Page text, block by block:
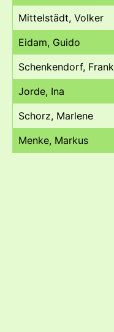
Mittelstädt, Volker
Eidam, Guido
Schenkendorf, Frank
Jorde, Ina
Schorz, Marlene
Menke, Markus